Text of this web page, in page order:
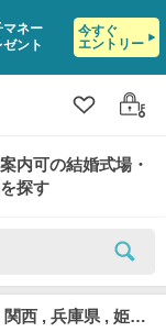
マネー
ント
今すぐ
エントリー
クリップ
ログ
内可の結婚式場・
探す
関西 , 兵庫県 , 姫路市